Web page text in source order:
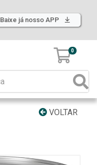
Baixe já nosso APP
0
VOLTAR